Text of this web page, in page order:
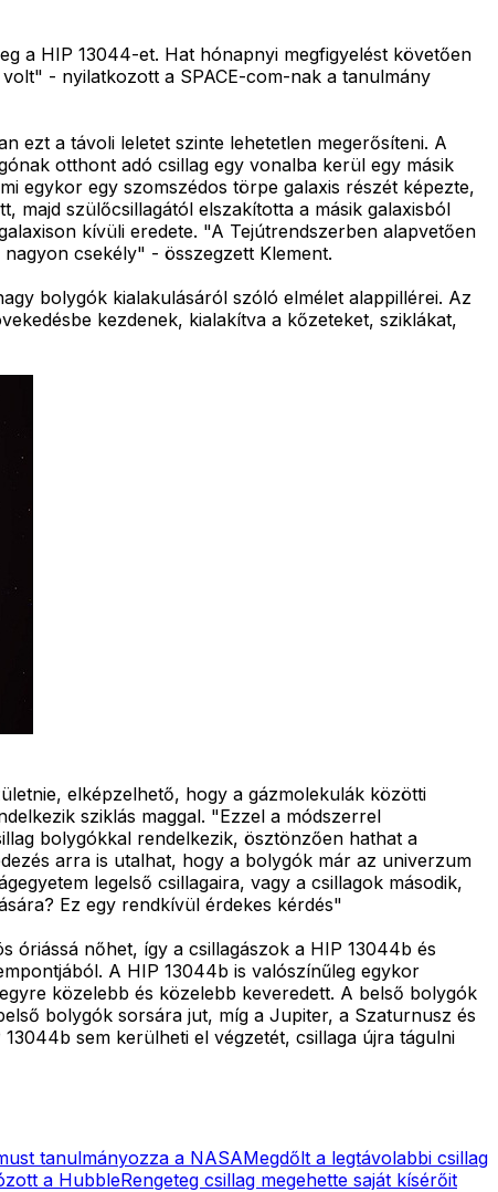
a HIP 13044-et. Hat hónapnyi megfigyelést követően
- nyilatkozott a SPACE-com-nak a tanulmány
ezt a távoli leletet szinte lehetetlen megerősíteni. A
otthont adó csillag egy vonalba kerül egy másik
egykor egy szomszédos törpe galaxis részét képezte,
majd szülőcsillagától elszakította a másik galaxisból
kívüli eredete. "A Tejútrendszerben alapvetően
csekély" - összegzett Klement.
bolygók kialakulásáról szóló elmélet alappillérei. Az
kezdenek, kialakítva a kőzeteket, sziklákat,
elképzelhető, hogy a gázmolekulák közötti
sziklás maggal. "Ezzel a módszerrel
bolygókkal rendelkezik, ösztönzően hathat a
arra is utalhat, hogy a bolygók már az univerzum
legelső csillagaira, vagy a csillagok második,
Ez egy rendkívül érdekes kérdés"
óriássá nőhet, így a csillagászok a HIP 13044b és
A HIP 13044b is valószínűleg egykor
közelebb és közelebb keveredett. A belső bolygók
bolygók sorsára jut, míg a Jupiter, a Szaturnusz és
sem kerülheti el végzetét, csillaga újra tágulni
tanulmányozza a NASAMegdőlt a legtávolabbi csillag
a HubbleRengeteg csillag megehette saját kísérőit